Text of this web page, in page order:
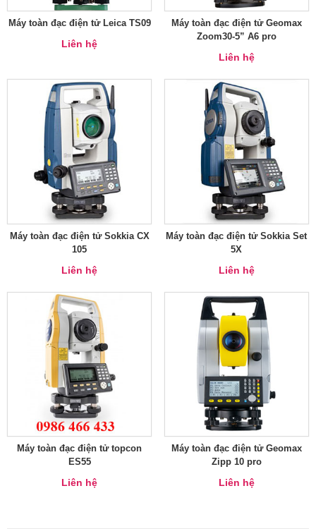
Máy toàn đạc điện tử Leica TS09
Liên hệ
Máy toàn đạc điện tử Geomax
Zoom30-5” A6 pro
Liên hệ
Máy toàn đạc điện tử Sokkia CX
105
Liên hệ
Máy toàn đạc điện tử Sokkia Set
5X
Liên hệ
Máy toàn đạc điện tử topcon
ES55
Liên hệ
Máy toàn đạc điện tử Geomax
Zipp 10 pro
Liên hệ